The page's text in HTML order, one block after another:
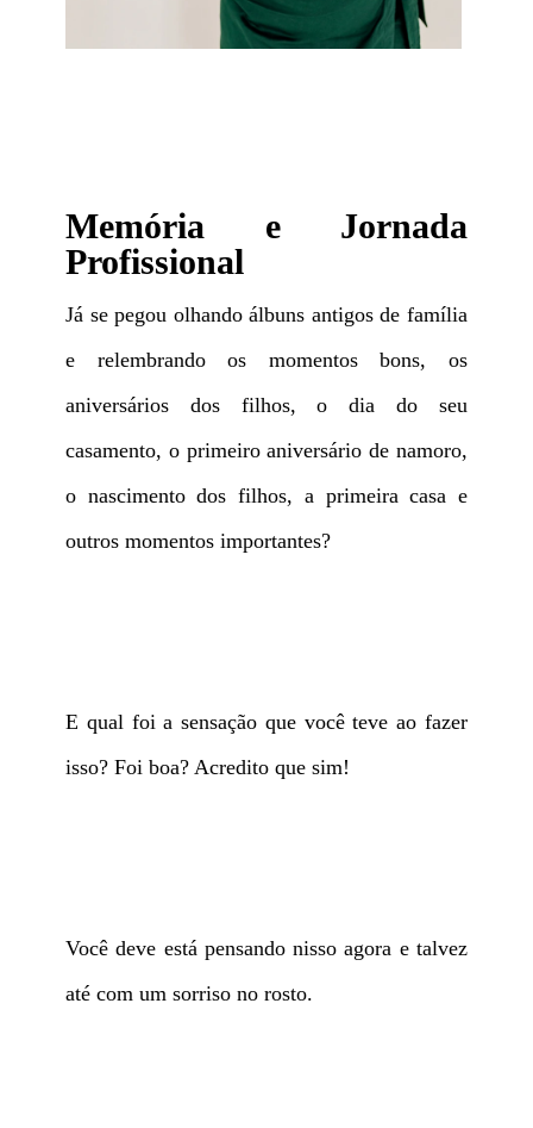
Memória e Jornada
Profissional
Já se pegou olhando álbuns antigos de família
e relembrando os momentos bons, os
aniversários dos filhos, o dia do seu
casamento, o primeiro aniversário de namoro,
o nascimento dos filhos, a primeira casa e
outros momentos importantes?
E qual foi a sensação que você teve ao fazer
isso? Foi boa? Acredito que sim!
Você deve está pensando nisso agora e talvez
até com um sorriso no rosto.